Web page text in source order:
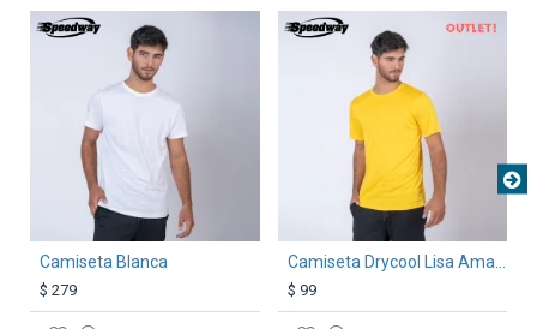
TEXTTRANSPARENTE
Camiseta Blanca
$ 279
TEXTTRANSPARENTE
OUT
$ 99